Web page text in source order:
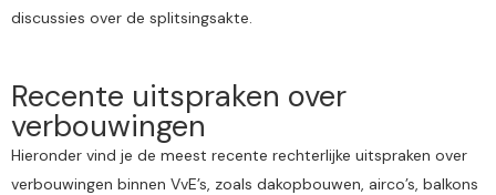
discussies over de splitsingsakte.
Recente uitspraken over
verbouwingen
Hieronder vind je de meest recente rechterlijke uitspraken over
verbouwingen binnen VvE’s, zoals dakopbouwen, airco’s, balkons